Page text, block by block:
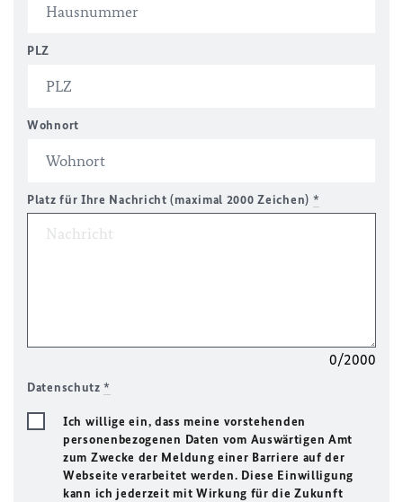
PLZ
Wohnort
Platz für Ihre Nachricht (maximal 2000 Zeichen) *
0/2000
Datenschutz*
Ich willige ein, dass meine vorstehenden
personenbezogenen Daten vom Auswärtigen Amt
zum Zwecke der Meldung einer Barriere auf der
Webseite verarbeitet werden. Diese Einwilligung
kann ich jederzeit mit Wirkung für die Zukunft